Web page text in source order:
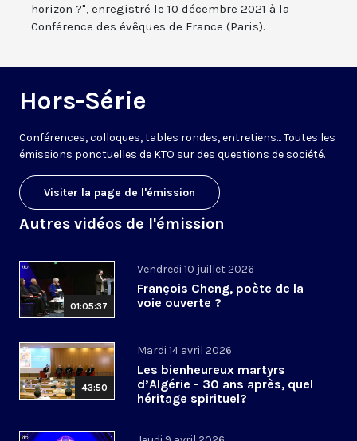
horizon ?", enregistré le 10 décembre 2021 à la
Conférence des évêques de France (Paris).
Hors-Série
Conférences, colloques, tables rondes, entretiens... Toutes les
émissions ponctuelles de KTO sur des questions de société.
Visiter la page de l'émission
Autres vidéos de l'émission
01:05:37
Vendredi 10 juillet 2026
François Cheng, poète de la
voie ouverte ?
43:50
Mardi 14 avril 2026
Les bienheureux martyrs
d’Algérie - 30 ans après, quel
héritage spirituel?